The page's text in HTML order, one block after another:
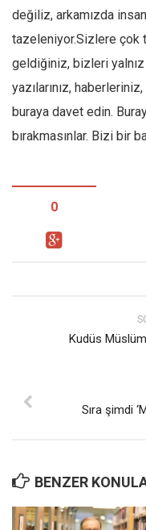
değiliz, arkamızda
tazeleniyor.Sizlere çok
geldiğiniz, bizleri yalnız
yazılarınız,
buraya davet edin.
bırakmasınlar. Bizi bir
0
Kudüs
Sıra şimdi
BENZER